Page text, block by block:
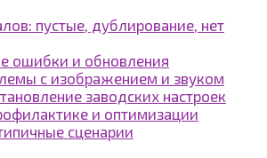
пустые, дублирование, нет
ошибки и обновления
с изображением и звуком
заводских настроек
и оптимизации
сценарии